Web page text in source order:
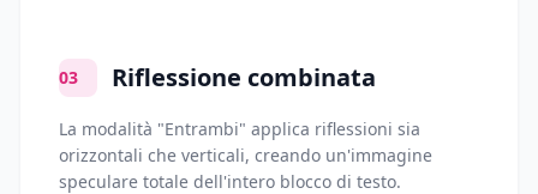
03 Riflessione combinata
La modalità "Entrambi" applica riflessioni sia
orizzontali che verticali, creando un'immagine
speculare totale dell'intero blocco di testo.